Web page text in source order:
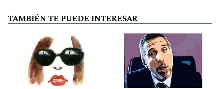
TAMBIÉN TE PUEDE INTERESAR